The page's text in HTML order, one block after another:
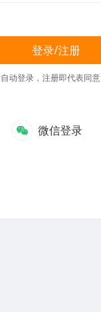
登录/注册
动登录，注册即代表同意
微信登录